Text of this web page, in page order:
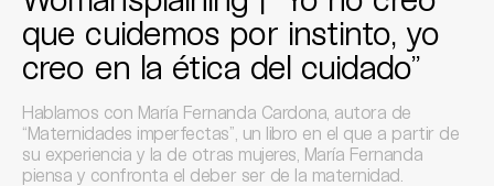
que cuidemos por instinto, yo
creo en la ética del cuidado”
Hablamos con María Fernanda Cardona, autora de
“Maternidades imperfectas”, un libro en el que a partir de
su experiencia y la de otras mujeres, María Fernanda
piensa y confronta el deber ser de la maternidad.